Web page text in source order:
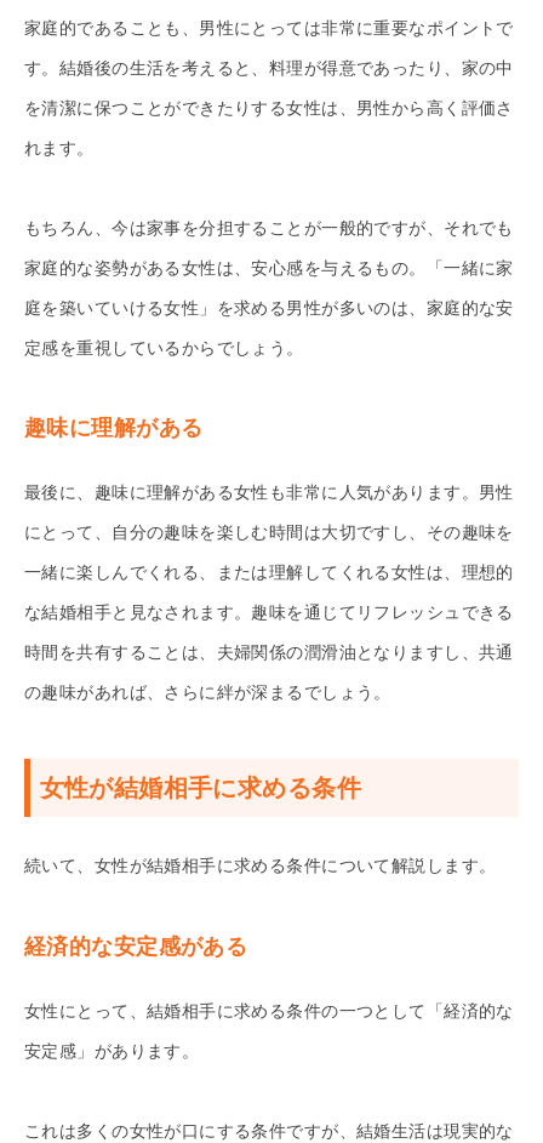
家庭的であることも、男性にとっては非常に重要なポイントで
す。結婚後の生活を考えると、料理が得意であったり、家の中
を清潔に保つことができたりする女性は、男性から高く評価さ
れます。
もちろん、今は家事を分担することが一般的ですが、それでも
家庭的な姿勢がある女性は、安心感を与えるもの。「一緒に家
庭を築いていける女性」を求める男性が多いのは、家庭的な安
定感を重視しているからでしょう。
趣味に理解がある
最後に、趣味に理解がある女性も非常に人気があります。男性
にとって、自分の趣味を楽しむ時間は大切ですし、その趣味を
一緒に楽しんでくれる、または理解してくれる女性は、理想的
な結婚相手と見なされます。趣味を通じてリフレッシュできる
時間を共有することは、夫婦関係の潤滑油となりますし、共通
の趣味があれば、さらに絆が深まるでしょう。
女性が結婚相手に求める条件
続いて、女性が結婚相手に求める条件について解説します。
経済的な安定感がある
女性にとって、結婚相手に求める条件の一つとして「経済的な
安定感」があります。
これは多くの女性が口にする条件ですが、結婚生活は現実的な